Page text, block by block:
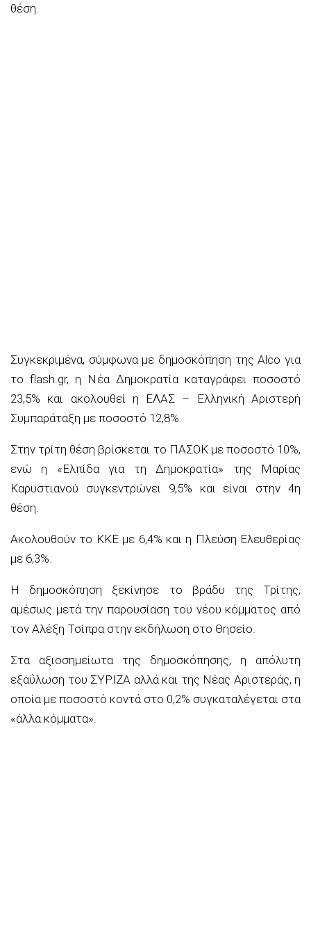
θέση.
Συγκεκριμένα, σύμφωνα με δημοσκόπηση της Alco για
το flash.gr, η Νέα Δημοκρατία καταγράφει ποσοστό
23,5% και ακολουθεί η ΕΛΑΣ – Ελληνική Αριστερή
Συμπαράταξη με ποσοστό 12,8%.
Στην τρίτη θέση βρίσκεται το ΠΑΣΟΚ με ποσοστό 10%,
ενώ η «Ελπίδα για τη Δημοκρατία» της Μαρίας
Καρυστιανού συγκεντρώνει 9,5% και είναι στην 4η
θέση.
Ακολουθούν το ΚΚΕ με 6,4% και η Πλεύση Ελευθερίας
με 6,3%.
Η δημοσκόπηση ξεκίνησε το βράδυ της Τρίτης,
αμέσως μετά την παρουσίαση του νέου κόμματος από
τον Αλέξη Τσίπρα στην εκδήλωση στο Θησείο.
Στα αξιοσημείωτα της δημοσκόπησης, η απόλυτη
εξαΰλωση του ΣΥΡΙΖΑ αλλά και της Νέας Αριστεράς, η
οποία με ποσοστό κοντά στο 0,2% συγκαταλέγεται στα
«άλλα κόμματα».